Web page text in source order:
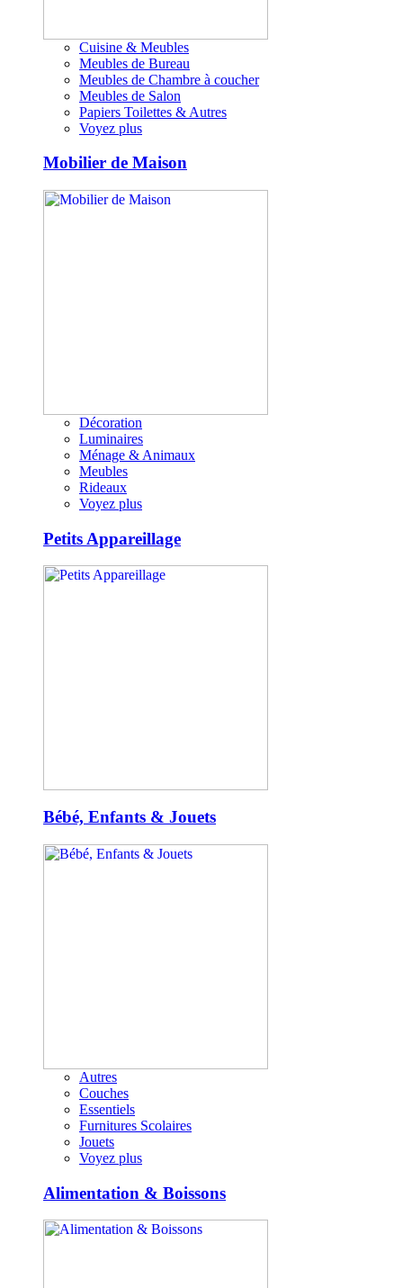
Cuisine & Meubles
Meubles de Bureau
Meubles de Chambre à coucher
Meubles de Salon
Papiers Toilettes & Autres
Voyez plus
Mobilier de Maison
Décoration
Luminaires
Ménage & Animaux
Meubles
Rideaux
Voyez plus
Petits Appareillage
Bébé, Enfants & Jouets
Autres
Couches
Essentiels
Furnitures Scolaires
Jouets
Voyez plus
Alimentation & Boissons